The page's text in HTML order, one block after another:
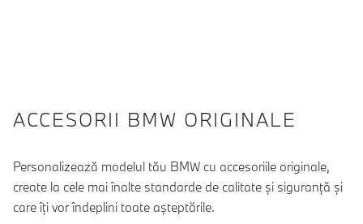
ACCESORII BMW ORIGINALE
Personalizează modelul tău BMW cu accesoriile originale,
create la cele mai înalte standarde de calitate şi siguranţă şi
care îţi vor îndeplini toate aşteptările.